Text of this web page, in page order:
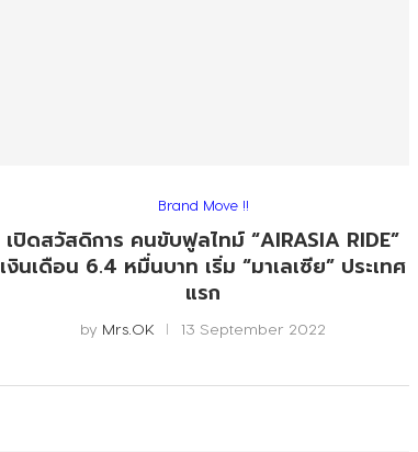
Brand Move !!
เปิดสวัสดิการ คนขับฟูลไทม์ “AIRASIA RIDE”
เงินเดือน 6.4 หมื่นบาท เริ่ม “มาเลเซีย” ประเทศ
แรก
by Mrs.OK 13 September 2022